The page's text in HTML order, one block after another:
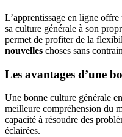
L’apprentissage en ligne
sa culture générale à son
permet de profiter de la
nouvelles choses sans
Les avantages d’une
Une bonne culture générale
meilleure compréhension du
capacité à résoudre des
éclairées.